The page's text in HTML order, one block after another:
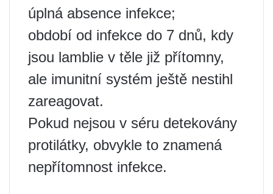
úplná absence infekce;
období od infekce do 7 dnů, kdy
jsou lamblie v těle již přítomny,
ale imunitní systém ještě nestihl
zareagovat.
Pokud nejsou v séru detekovány
protilátky, obvykle to znamená
nepřítomnost infekce.